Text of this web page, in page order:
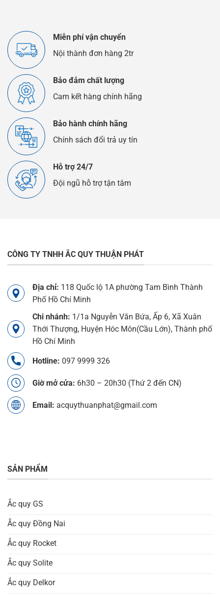
Thế
Miễn phí vận chuyển
Nội thành đơn hàng 2tr
Bảo đảm chất lượng
Cam kết hàng chính hãng
Bảo hành chính hãng
Chính sách đổi trả uy tín
Hỗ trợ 24/7
Đội ngũ hỗ trợ tận tâm
CÔNG TY TNHH ẮC QUY THUẬN PHÁT
Địa chỉ: 118 Quốc lộ 1A phường Tam Bình Thành
Phố Hồ Chí Minh
Chi nhánh: 1/1a Nguyễn Văn Bứa, Ấp 6, Xã Xuân
Thới Thượng, Huyện Hóc Môn(Cầu Lớn), Thành phố
Hồ Chí Minh
Hotline: 097 9999 326
Giờ mở cửa: 6h30 – 20h30 (Thứ 2 đến CN)
Email: acquythuanphat@gmail.com
SẢN PHẨM
Ắc quy GS
Ắc quy Đồng Nai
Ắc quy Rocket
Ắc quy Solite
Ắc quy Delkor